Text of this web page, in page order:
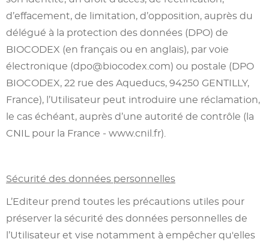
d’effacement, de limitation, d’opposition, auprès du
délégué à la protection des données (DPO) de
BIOCODEX (en français ou en anglais), par voie
électronique (dpo@biocodex.com) ou postale (DPO
BIOCODEX, 22 rue des Aqueducs, 94250 GENTILLY,
France), l’Utilisateur peut introduire une réclamation,
le cas échéant, auprès d’une autorité de contrôle (la
CNIL pour la France - www.cnil.fr).
Sécurité des données personnelles
L’Editeur prend toutes les précautions utiles pour
préserver la sécurité des données personnelles de
l’Utilisateur et vise notamment à empêcher qu'elles